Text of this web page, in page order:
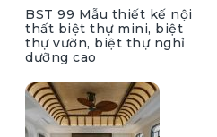
BST 99 Mẫu thiết kế nội
thất biệt thự mini, biệt
thự vườn, biệt thự nghỉ
dưỡng cao